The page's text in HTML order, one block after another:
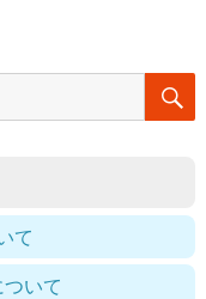
て
いて